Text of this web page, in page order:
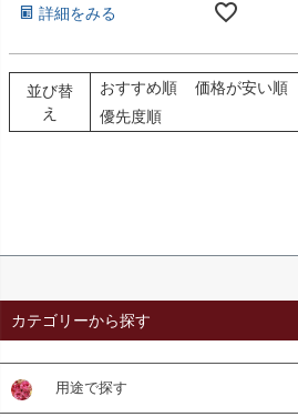
詳細をみる
並び替
え
おすすめ順 価格が安い順
優先度順
カテゴリーから探す
用途で探す